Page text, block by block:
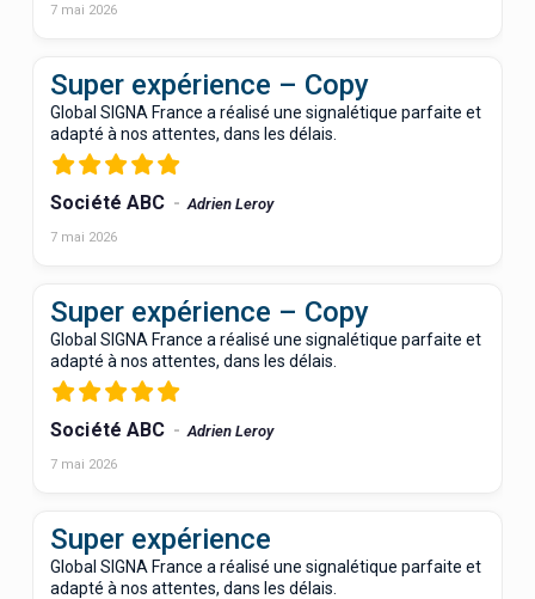
7 mai 2026
Super expérience – Copy
Global SIGNA France a réalisé une signalétique parfaite et
adapté à nos attentes, dans les délais.
Société ABC Adrien Leroy
7 mai 2026
Super expérience – Copy
Global SIGNA France a réalisé une signalétique parfaite et
adapté à nos attentes, dans les délais.
Société ABC Adrien Leroy
7 mai 2026
Super expérience
Global SIGNA France a réalisé une signalétique parfaite et
adapté à nos attentes, dans les délais.